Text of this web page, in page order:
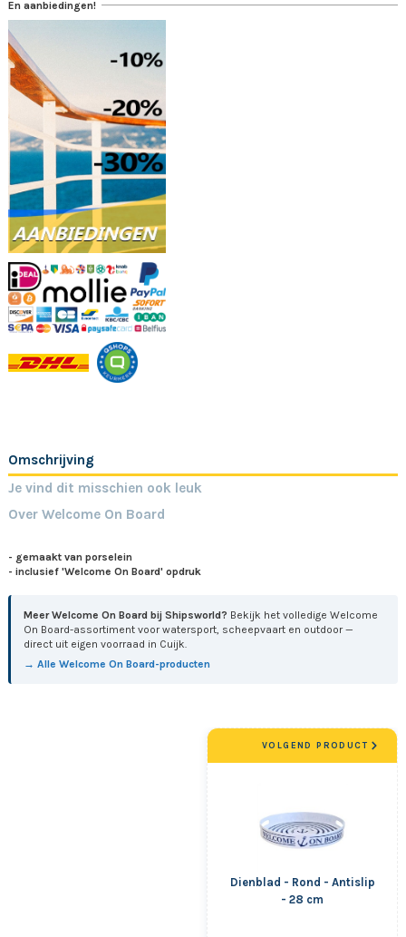
En aanbiedingen!
Omschrijving
Je vind dit misschien ook leuk
Over Welcome On Board
- gemaakt van porselein
- inclusief 'Welcome On Board' opdruk
Meer Welcome On Board bij Shipsworld? Bekijk het volledige Welcome
On Board-assortiment voor watersport, scheepvaart en outdoor —
direct uit eigen voorraad in Cuijk.
→ Alle Welcome On Board-producten
Dienblad - Rond - Antislip
- 28 cm
VOLGEND PRODUCT